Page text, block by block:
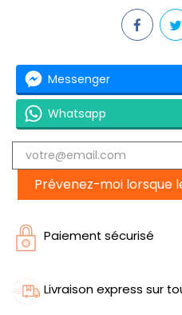
Messenger
Whatsapp
Prévenez-moi lorsque
Paiement sécurisé
Livraison express sur